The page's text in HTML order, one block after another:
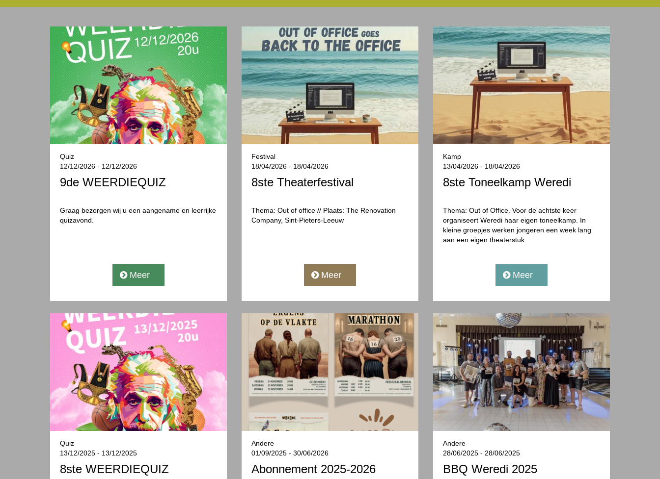
Quiz
12/12/2026 - 12/12/2026
9de WEERDIEQUIZ
Graag bezorgen wij u een aangename en leerrijke
quizavond.
Meer
Festival
18/04/2026 - 18/04/2026
8ste Theaterfestival
Thema: Out of office // Plaats: The Renovation
Company, Sint-Pieters-Leeuw
Meer
Kamp
13/04/2026 - 18/04/2026
8ste Toneelkamp Weredi
Thema: Out of Office. Voor de achtste keer
organiseert Weredi haar eigen toneelkamp. In
kleine groepjes werken jongeren een week lang
aan een eigen theaterstuk.
Meer
Quiz
13/12/2025 - 13/12/2025
8ste WEERDIEQUIZ
Andere
01/09/2025 - 30/06/2026
Abonnement 2025-2026
Andere
28/06/2025 - 28/06/2025
BBQ Weredi 2025